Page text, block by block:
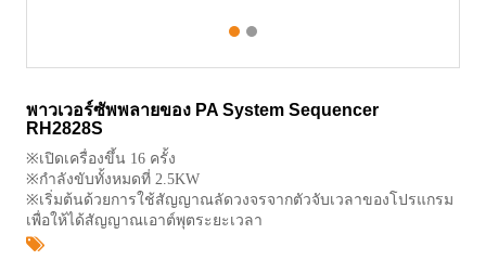
พาวเวอร์ซัพพลายของ PA System Sequencer
RH2828S
※เปิดเครื่องขึ้น 16 ครั้ง
※กำลังขับทั้งหมดที่ 2.5KW
※เริ่มต้นด้วยการใช้สัญญาณลัดวงจรจากตัวจับเวลาของโปรแกรม
เพื่อให้ได้สัญญาณเอาต์พุตระยะเวลา